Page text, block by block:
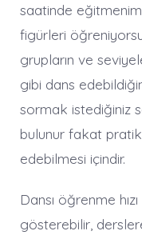
saatinde
figürleri
grupların ve
gibi dans
sormak istediğiniz
bulunur fakat
edebilmesi içindir.
Dansı öğrenme
gösterebilir,